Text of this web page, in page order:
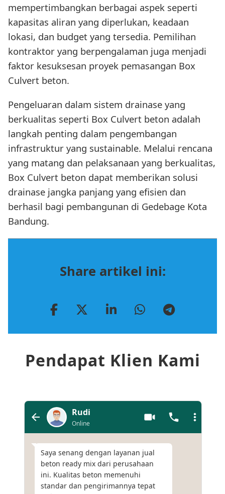
mempertimbangkan berbagai aspek seperti
kapasitas aliran yang diperlukan, keadaan
lokasi, dan budget yang tersedia. Pemilihan
kontraktor yang berpengalaman juga menjadi
faktor kesuksesan proyek pemasangan Box
Culvert beton.
Pengeluaran dalam sistem drainase yang
berkualitas seperti Box Culvert beton adalah
langkah penting dalam pengembangan
infrastruktur yang sustainable. Melalui rencana
yang matang dan pelaksanaan yang berkualitas,
Box Culvert beton dapat memberikan solusi
drainase jangka panjang yang efisien dan
berhasil bagi pembangunan di Gedebage Kota
Bandung.
Share artikel ini:
Pendapat Klien Kami
Rudi
Online
Saya senang dengan layanan jual
beton ready mix dari perusahaan
ini. Kualitas beton memenuhi
standar dan pengirimannya tepat